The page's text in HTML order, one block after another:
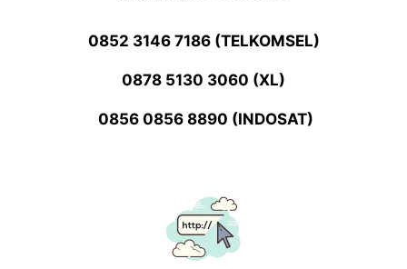
0852 3146 7186 (TELKOMSEL)
0878 5130 3060 (XL)
0856 0856 8890 (INDOSAT)